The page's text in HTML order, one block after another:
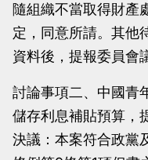
隨組織不當取得財產
定，同意所請。其他
資料後，提報委員會
討論事項二、中國青
儲存利息補貼預算，
決議：本案符合政黨